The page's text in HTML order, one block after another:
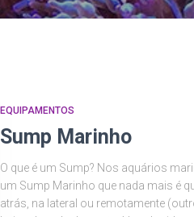
EQUIPAMENTOS
Sump Marinho
O que é um Sump? Nos aquários
um Sump Marinho que nada mais é
atrás, na lateral ou remotamente